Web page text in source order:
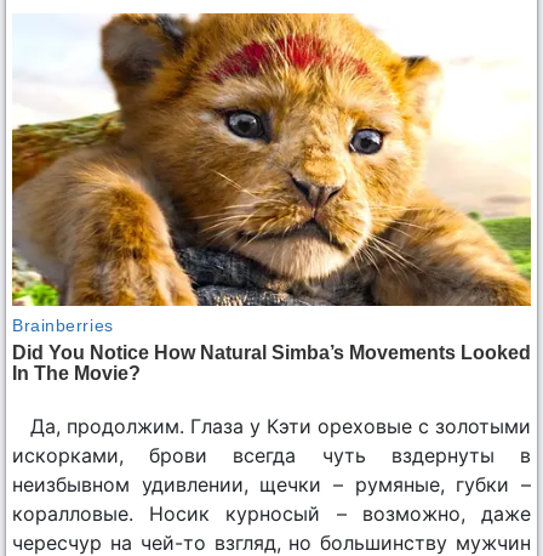
Да, продолжим. Глаза у Кэти ореховые с золотыми
искорками, брови всегда чуть вздернуты в
неизбывном удивлении, щечки – румяные, губки –
коралловые. Носик курносый – возможно, даже
чересчур на чей-то взгляд, но большинству мужчин